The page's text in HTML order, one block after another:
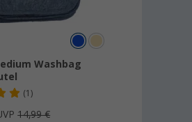
Washbag
(1)
14,99 €